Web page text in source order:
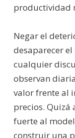
productividad
Negar el
desaparecer
cualquier
observan
valor frente al
precios. Quizá
fuerte al
construir una